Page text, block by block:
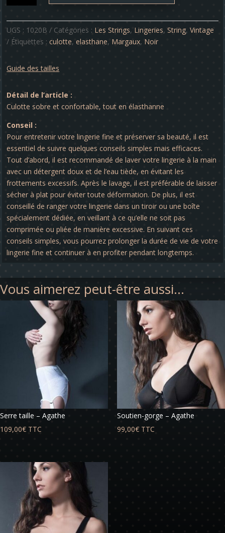
Culotte
Margaux
UGS : 1020B Catégories : Les Strings, Lingeries,String,Vintage
Étiquettes :culotte,elasthane, Margaux, Noir
Guide des tailles
Détail de l’article :
Culotte sobre et confortable, tout en élasthanne
Conseil :
Pour entretenir votre lingerie fine et préserver sa beauté, il est
essentiel de suivre quelques conseils simples mais efficaces.
Tout d’abord, il est recommandé de laver votre lingerie à la main
avec un détergent doux et de l’eau tiède, en évitant les
frottements excessifs. Après le lavage, il est préférable de laisser
sécher à plat pour éviter toute déformation. De plus, il est
conseillé de ranger votre lingerie dans un tiroir ou une boîte
spécialement dédiée, en veillant à ce qu’elle ne soit pas
comprimée ou pliée de manière excessive. En suivant ces
conseils simples, vous pourrez prolonger la durée de vie de votre
lingerie fine et continuer à en profiter pendant longtemps.
Vous aimerez peut-être aussi…
Serre taille – Agathe
109,00€ TTC
Soutien-gorge – Agathe
99,00€ TTC